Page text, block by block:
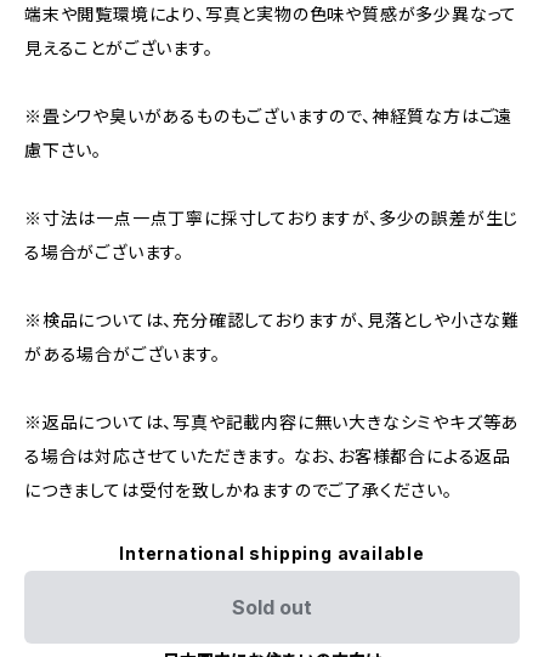
端末や閲覧環境により、写真と実物の色味や質感が多少異なって
見えることがございます。
※畳シワや臭いがあるものもございますので、神経質な方はご遠
慮下さい。
※寸法は一点一点丁寧に採寸しておりますが、多少の誤差が生じ
る場合がございます。
※検品については、充分確認しておりますが、見落としや小さな難
がある場合がございます。
※返品については、写真や記載内容に無い大きなシミやキズ等あ
る場合は対応させていただきます。 なお、お客様都合による返品
につきましては受付を致しかねますのでご了承ください。
International shipping available
Sold out